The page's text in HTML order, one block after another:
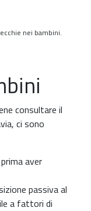
nei bambini.
consultare il
ci sono
aver
passiva al
a fattori di